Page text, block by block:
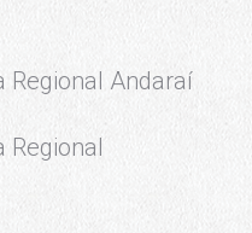
Regional Andaraí
Regional